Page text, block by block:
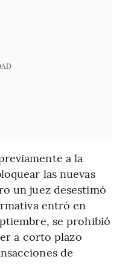
a la
las nuevas
un juez desestimó
entró en
se prohibió
a corto plazo
de